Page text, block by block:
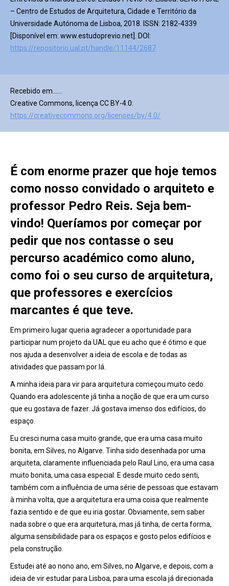
– Centro de Estudos de Arquitetura, Cidade e Território da
Universidade Autónoma de Lisboa, 2018. ISSN: 2182-4339
[Disponível em: www.estudoprevio.net]. DOI:
https://repositorio.ual.pt/handle/11144/2687
Recebido em……
Creative Commons, licença CC BY-4.0:
https://creativecommons.org/licenses/by/4.0/
É com enorme prazer que hoje temos
como nosso convidado o arquiteto e
professor Pedro Reis. Seja bem-
vindo! Queríamos por começar por
pedir que nos contasse o seu
percurso académico como aluno,
como foi o seu curso de arquitetura,
que professores e exercícios
marcantes é que teve.
Em primeiro lugar queria agradecer a oportunidade para
participar num projeto da UAL que eu acho que é ótimo e que
nos ajuda a desenvolver a ideia de escola e de todas as
atividades que passam por lá.
A minha ideia para vir para arquitetura começou muito cedo.
Quando era adolescente já tinha a noção de que era um curso
que eu gostava de fazer. Já gostava imenso dos edifícios, do
espaço.
Eu cresci numa casa muito grande, que era uma casa muito
bonita, em Silves, no Algarve. Tinha sido desenhada por uma
arquiteta, claramente influenciada pelo Raul Lino, era uma casa
muito bonita, uma casa especial. E desde muito cedo senti,
também com a influência de uma série de pessoas que estavam
à minha volta, que a arquitetura era uma coisa que realmente
fazia sentido e de que eu iria gostar. Obviamente, sem saber
nada sobre o que era arquitetura, mas já tinha, de certa forma,
alguma sensibilidade para os espaços e gosto pelos edifícios e
pela construção.
Estudei até ao nono ano, em Silves, no Algarve, e depois, com a
ideia de vir estudar para Lisboa, para uma escola já direcionada